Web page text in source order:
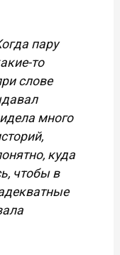
пару
то
слове
много
куда
чтобы в